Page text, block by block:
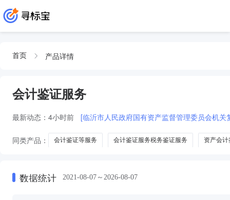
首页 产品详情
会计鉴证服务
最新动态： 4小时前 [临沂市人民政府国有资产监督管理委员会机
同类产品： 会计鉴证等服务 会计鉴证服务税务鉴证服务 资产会
数据统计 2021-08-07～2026-08-07